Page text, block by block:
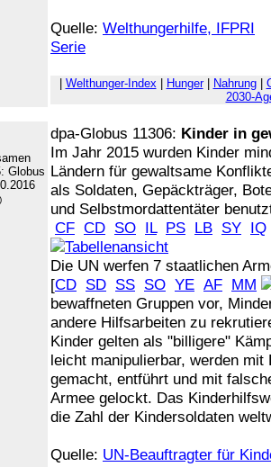
Quelle: Welthungerhilfe, IFPRI
Serie
Welthunger-Index Hunger| Nahrung|
2030-
dpa-Globus 11306: Kinder in
Im Jahr 2015 wurden Kinder
Ländern für gewaltsame
als Soldaten, Gepäckträger,
und Selbstmordattentäter
CF CD SO IL PS LB SY IQ
Die UN werfen 7 staatlichen
[CD SD SS SO YE AF MM
bewaffneten Gruppen vor,
andere Hilfsarbeiten zu
Kinder gelten als "billigere"
leicht manipulierbar, werden mit
gemacht, entführt und mit
Armee gelockt. Das
die Zahl der Kindersoldaten
Quelle: UN-Beauftragter für